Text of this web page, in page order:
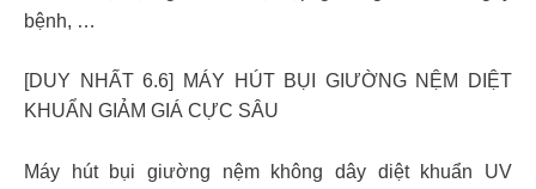
bệnh, …
[DUY NHẤT 6.6] MÁY HÚT BỤI GIƯỜNG NỆM DIỆT
KHUẨN GIẢM GIÁ CỰC SÂU
Máy hút bụi giường nệm không dây diệt khuẩn UV